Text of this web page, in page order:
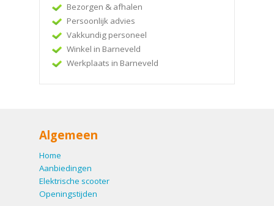
Bezorgen & afhalen
Persoonlijk advies
Vakkundig personeel
Winkel in Barneveld
Werkplaats in Barneveld
Algemeen
Home
Aanbiedingen
Elektrische scooter
Openingstijden